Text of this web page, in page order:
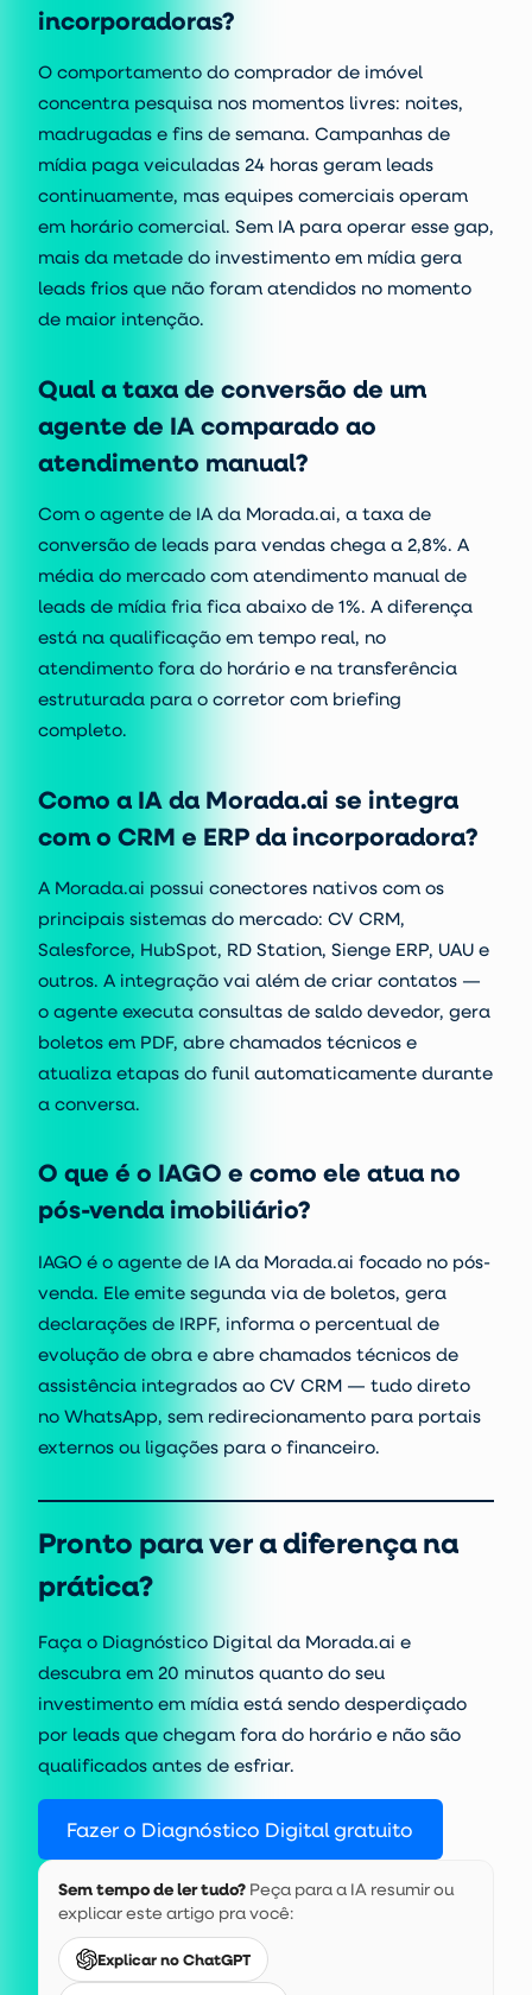
incorporadoras?
O comportamento do comprador de imóvel
concentra pesquisa nos momentos livres: noites,
madrugadas e fins de semana. Campanhas de
mídia paga veiculadas 24 horas geram leads
continuamente, mas equipes comerciais operam
em horário comercial. Sem IA para operar esse gap,
mais da metade do investimento em mídia gera
leads frios que não foram atendidos no momento
de maior intenção.
Qual a taxa de conversão de um
agente de IA comparado ao
atendimento manual?
Com o agente de IA da Morada.ai, a taxa de
conversão de leads para vendas chega a 2,8%. A
média do mercado com atendimento manual de
leads de mídia fria fica abaixo de 1%. A diferença
está na qualificação em tempo real, no
atendimento fora do horário e na transferência
estruturada para o corretor com briefing
completo.
Como a IA da Morada.ai se integra
com o CRM e ERP da incorporadora?
A Morada.ai possui conectores nativos com os
principais sistemas do mercado: CV CRM,
Salesforce, HubSpot, RD Station, Sienge ERP, UAU e
outros. A integração vai além de criar contatos —
o agente executa consultas de saldo devedor, gera
boletos em PDF, abre chamados técnicos e
atualiza etapas do funil automaticamente durante
a conversa.
O que é o IAGO e como ele atua no
pós-venda imobiliário?
IAGO é o agente de IA da Morada.ai focado no pós-
venda. Ele emite segunda via de boletos, gera
declarações de IRPF, informa o percentual de
evolução de obra e abre chamados técnicos de
assistência integrados ao CV CRM — tudo direto
no WhatsApp, sem redirecionamento para portais
externos ou ligações para o financeiro.
Pronto para ver a diferença na
prática?
Faça o Diagnóstico Digital da Morada.ai e
descubra em 20 minutos quanto do seu
investimento em mídia está sendo desperdiçado
por leads que chegam fora do horário e não são
qualificados antes de esfriar.
Fazer o Diagnóstico Digital gratuito
Sem tempo de ler tudo? Peça para a IA resumir ou
explicar este artigo pra você:
Explicar no ChatGPT